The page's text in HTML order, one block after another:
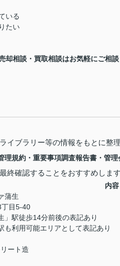
いる
たい
却相談・買取相談はお気軽にご相談
イブラリー等の情報をもとに整
理規約・重要事項調査報告書・管理
終確認することをおすすめします
内容
蒲生
目5-40
」駅徒歩14分前後の表記あり
も利用可能エリアとして表記あり
ート造